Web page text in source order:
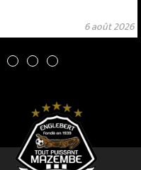
6 août 2026